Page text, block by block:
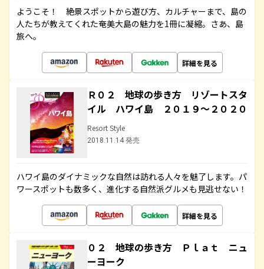
ようこそ！ 絶景スポットから遊び方、カルチャーまで、島の
人たちが教えてくれた奄美大島の魅力を1冊に凝縮。さあ、島
旅へ。
詳細を見る
Ｒ０２ 地球の歩き方 リゾートスタ
イル ハワイ島 ２０１９～２０２０
Resort Style
2018.11.14 発売
ハワイ島のダイナミックな自然は訪れる人々を魅了します。パ
ワースポットも数多く、進化する自然派グルメも見逃せない！
詳細を見る
０２ 地球の歩き方 Ｐｌａｔ ニュ
ーヨーク